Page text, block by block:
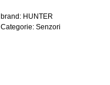
brand: HUNTER
Categorie: Senzori